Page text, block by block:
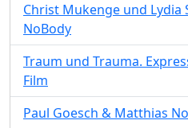
Christ Mukenge und Lydia
NoBody
Traum und Trauma.
Film
Paul Goesch & Matthias